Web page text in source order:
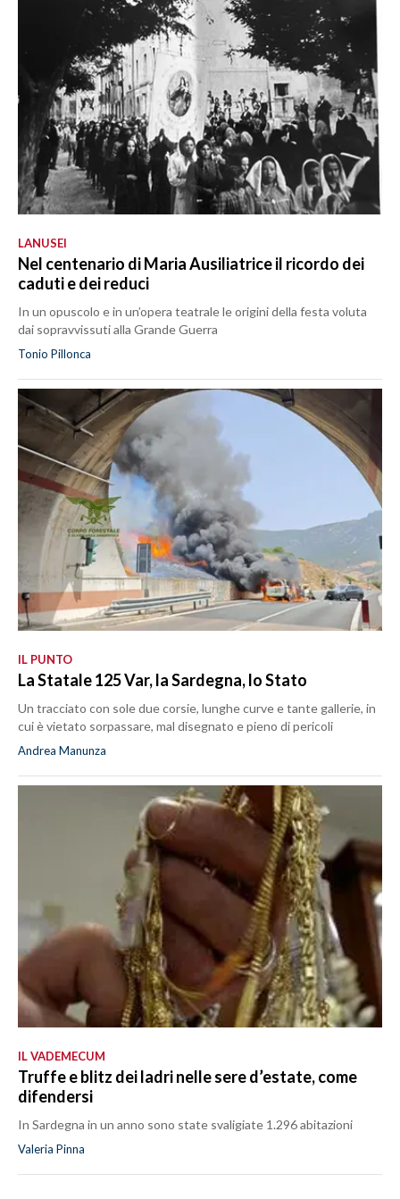
LANUSEI
Nel centenario di Maria Ausiliatrice il ricordo dei
caduti e dei reduci
In un opuscolo e in un’opera teatrale le origini della festa voluta
dai sopravvissuti alla Grande Guerra
Tonio Pillonca
IL PUNTO
La Statale 125 Var, la Sardegna, lo Stato
Un tracciato con sole due corsie, lunghe curve e tante gallerie, in
cui è vietato sorpassare, mal disegnato e pieno di pericoli
Andrea Manunza
IL VADEMECUM
Truffe e blitz dei ladri nelle sere d’estate, come
difendersi
In Sardegna in un anno sono state svaligiate 1.296 abitazioni
Valeria Pinna